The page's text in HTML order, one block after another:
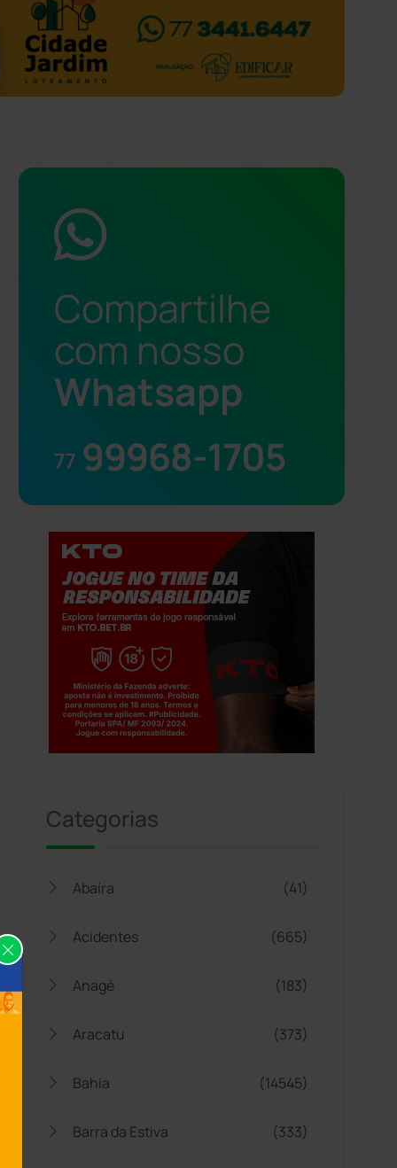
Compartilhe
com nosso
Whatsapp
77 99968-1705
Categorias
Abaíra (41)
Acidentes (665)
Anagé (183)
Aracatu (373)
Bahia (14545)
Barra da Estiva (333)